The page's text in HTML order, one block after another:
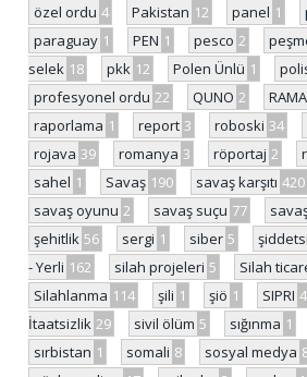
özel ordu 4 Pakistan 12 panel 1
paraguay 1 PEN 1 pesco 2
selek 18 pkk 12 Polen Ünlü 1
profesyonel ordu 22 QUNO 2
raporlama 1 report 3 roboski 34
rojava 39 romanya 3 röportaj 2
sahel 1 Savaş 190 savaş karşıtı 420
savaş oyunu 2 savaş suçu 77
şehitlik 56 sergi 1 siber 5
- Yerli 162 silah projeleri 5 Silah
Silahlanma 114 şili 1 şiö 1 SIPRI
İtaatsizlik 29 sivil ölüm 5 sığınma 1
sırbistan 1 somali 8 sosyal medya